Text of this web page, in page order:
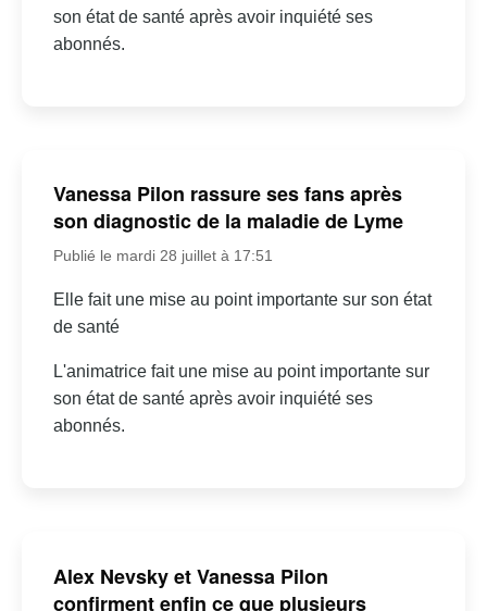
son état de santé après avoir inquiété ses
abonnés.
Vanessa Pilon rassure ses fans après
son diagnostic de la maladie de Lyme
Publié le mardi 28 juillet à 17:51
Elle fait une mise au point importante sur son état
de santé
L'animatrice fait une mise au point importante sur
son état de santé après avoir inquiété ses
abonnés.
Alex Nevsky et Vanessa Pilon
confirment enfin ce que plusieurs